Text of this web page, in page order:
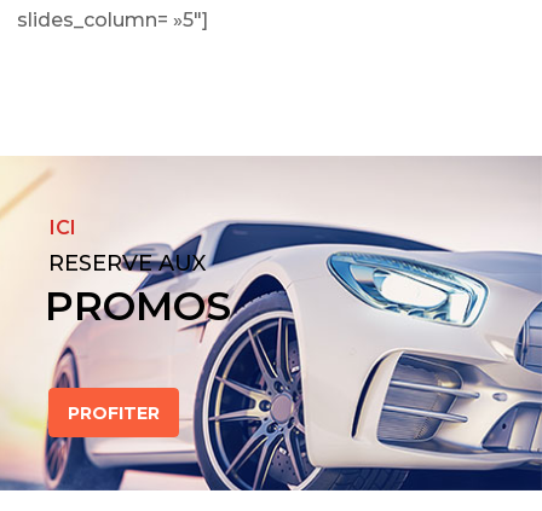
slides_column= »5″]
ICI
RESERVE AUX
PROMOS
PROFITER